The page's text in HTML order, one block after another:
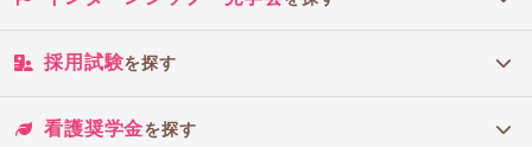
【沖縄県】
沖縄県北部看護学校、沖縄県立看護大学、おもと会沖縄看護専門学校、
名桜大学
採用試験を探す
看護奨学金を探す